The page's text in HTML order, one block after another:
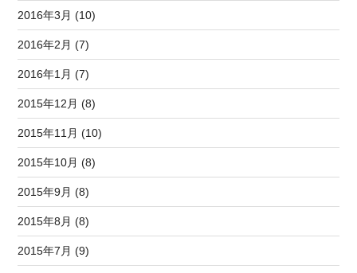
2016年3月 (10)
2016年2月 (7)
2016年1月 (7)
2015年12月 (8)
2015年11月 (10)
2015年10月 (8)
2015年9月 (8)
2015年8月 (8)
2015年7月 (9)